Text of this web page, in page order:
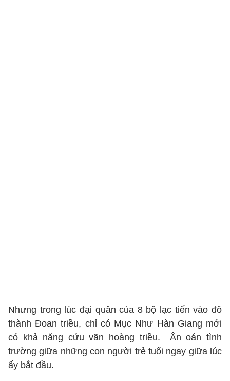
Nhưng trong lúc đại quân của 8 bộ lạc tiến vào đô
thành Đoan triều, chỉ có Mục Như Hàn Giang mới
có khả năng cứu vãn hoàng triều. Ân oán tình
trường giữa những con người trẻ tuổi ngay giữa lúc
ấy bắt đầu.